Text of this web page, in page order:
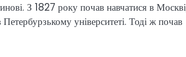
З 1827 року почав навчатися в
університеті. Тоді ж почав